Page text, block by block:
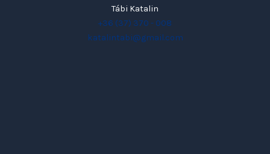
Tábi Katalin
+36 (37) 370 - 008
katalintabi@gmail.com